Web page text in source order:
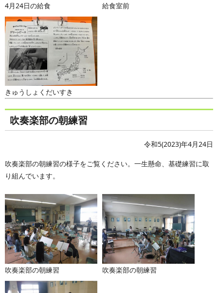
4月24日の給食 給食室前
きゅうしょくだいすき
吹奏楽部の朝練習
令和5(2023)年4月24日
吹奏楽部の朝練習の様子をご覧ください。一生懸命、基礎練習に取
り組んでいます。
吹奏楽部の朝練習 吹奏楽部の朝練習